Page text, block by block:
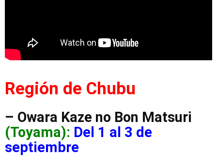
Región de Chubu
– Owara Kaze no Bon Matsuri
(Toyama): Del 1 al 3 de
septiembre